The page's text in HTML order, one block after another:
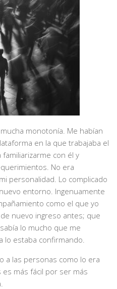
monotonía. Me habían
en la que trabajaba el
con él y
No era
personalidad. Lo complicado
entorno. Ingenuamente
como el que yo
nuevo ingreso antes; que
lo mucho que me
lo estaba confirmando.
a las personas como lo era
más fácil por ser más